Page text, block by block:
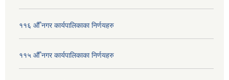
११६ औँ नगर कार्यपालिकाका निर्णयहरु
११५ औँ नगर कार्यपालिकाका निर्णयहरु